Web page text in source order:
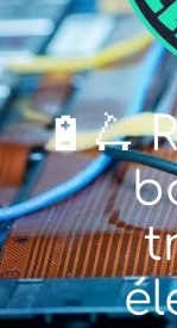
🔋🛴